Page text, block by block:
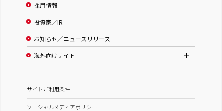
採用情報
投資家／IR
お知らせ／ニュースリリース
海外向けサイト
サイトご利用条件
ソーシャルメディアポリシー